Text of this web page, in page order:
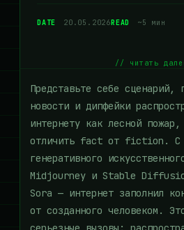
DATE 20.05.2026READ ~5 мин
// читать
Представьте себе сценарий,
новости и дипфейки
интернету как лесной
отличить fact от fiction. С
генеративного
Midjourney и Stable
Sora — интернет заполнил
от созданного человеком.